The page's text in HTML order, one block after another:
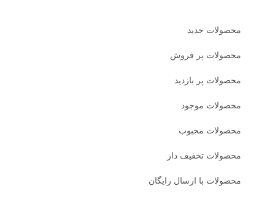
محصولات جدید
محصولات پر فروش
محصولات پر بازدید
محصولات موجود
محصولات محبوب
محصولات تخفیف دار
محصولات با ارسال رایگان